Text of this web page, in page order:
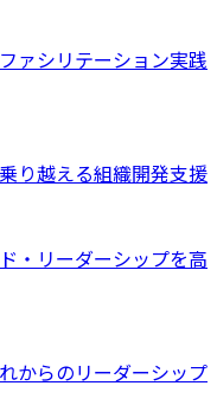
ァシリテーション実践
り越える組織開発支援
・リーダーシップを高
からのリーダーシップ